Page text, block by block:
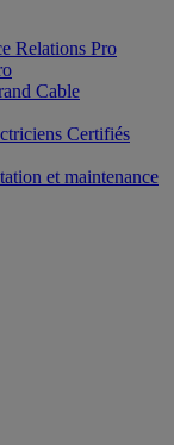
Relations Pro
Cable
Certifiés
et maintenance